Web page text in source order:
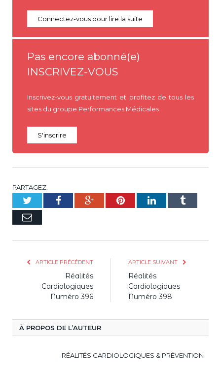
Connectez-vous pour lire la suite
Pas encore abonné(e)
INSCRIVEZ-VOUS
Inscrivez-vous gratuitement et profitez de tous les
sites du groupe Performances Médicales
S'inscrire
PARTAGEZ.
TwitterFacebookGoogle+PinterestLinkedInTumblr
E-
ARTICLE PRÉCÉDENT
Réalités
Cardiologiques
Numéro 396
ARTICLE SUIVANT
Réalités
Cardiologiques
Numéro 398
À PROPOS DE L’AUTEUR
RÉALITÉS CARDIOLOGIQUES & PRÉVENTION